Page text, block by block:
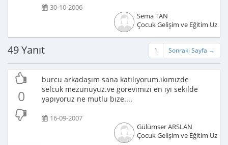
30-10-2006
Sema TAN
Çocuk Gelişim ve Eğitim
1 Sonraki Sayfa →
49 Yanıt
0
burcu arkadaşım sana katılıyorum.ıkımızde
selcuk mezunuyuz.ve gorevımızı en ıyı sekılde
yapıyoruz ne mutlu bıze....
16-09-2007
Gülümser ARSLAN
Çocuk Gelişim ve Eğitim